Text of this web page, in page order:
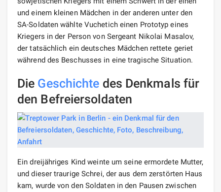
und einem kleinen Mädchen in der anderen unter den
SA-Soldaten wählte Vuchetich einen Prototyp eines
Kriegers in der Person von Sergeant Nikolai Masalov,
der tatsächlich ein deutsches Mädchen rettete geriet
während des Beschusses in eine tragische Situation.
Die Geschichte des Denkmals für
den Befreiersoldaten
Ein dreijähriges Kind weinte um seine ermordete Mutter,
und dieser traurige Schrei, der aus dem zerstörten Haus
kam, wurde von den Soldaten in den Pausen zwischen